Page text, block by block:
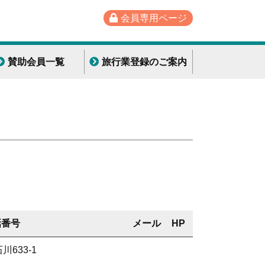
会員専用ページ
賛助会員一覧 旅行業登録のご案内
号 メール HP
川633-1